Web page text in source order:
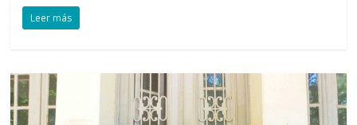
Leer más